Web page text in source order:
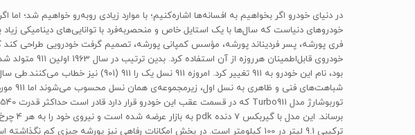
خودروهای دنیاست که سال‌ها با یک استایل خاص و منحصربه‌فرد با توانایی‌های دینامیکی
فری پورشه، پسر فردیناند پورشه، مؤسس کمپانی پورشه، تصمیم گرفت خودرویی طراحی کند